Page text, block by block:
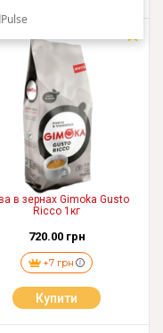
в зернах Gimoka Gusto
Ricco 1кг
720.00 грн
+7 грн
Купити